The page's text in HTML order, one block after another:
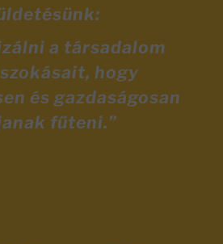
a társadalom
hogy
és gazdaságosan
fűteni.”